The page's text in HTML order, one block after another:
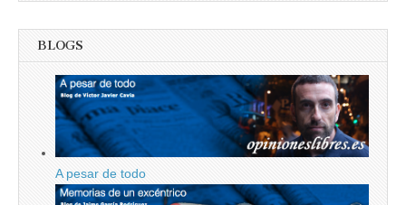
BLOGS
A pesar de todo